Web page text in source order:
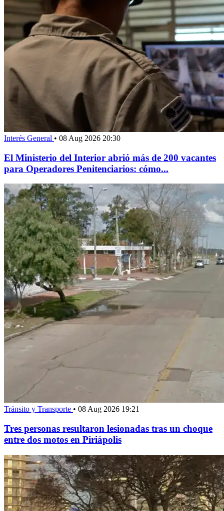
Interés General • 08 Aug 2026 20:30
El Ministerio del Interior abrió más de 200 vacantes
para Operadores Penitenciarios: cómo...
Tránsito y Transporte • 08 Aug 2026 19:21
Tres personas resultaron lesionadas tras un choque
entre dos motos en Piriápolis